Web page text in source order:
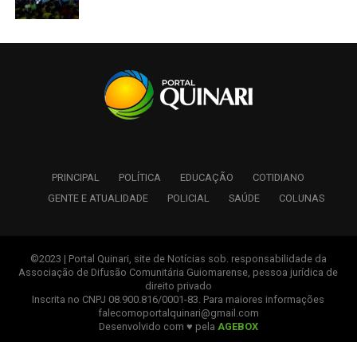
PRINCIPAL POLÍTICA EDUCAÇÃO
COTIDIANO
GENTE E ATUALIDADE
POLICIAL SAÚDE COLUNAS
©2023 | Portal Quinari, site de Notícias sob. responsabilidade da
Associação de Difusão Comunitária Guiomarense, pessoa jurídica de
direito privado
Inscrita no CNPJ 08.900.816/0001-83. Para maiores informações
falecomoportalquinari@gmail.com
Desenvolvido com ♥ pela AGEBOX